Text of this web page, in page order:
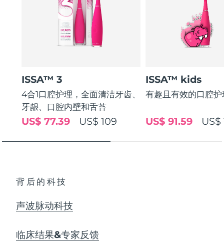
ISSA™ 3
4合1口腔护理，全面清洁牙齿、
牙龈、口腔内壁和舌苔
US$ 109
US$ 77.39
ISSA™ kids
有趣且有效的口腔护
US$
US$ 91.59
背后的科技
声波脉动科技
临床结果&专家反馈